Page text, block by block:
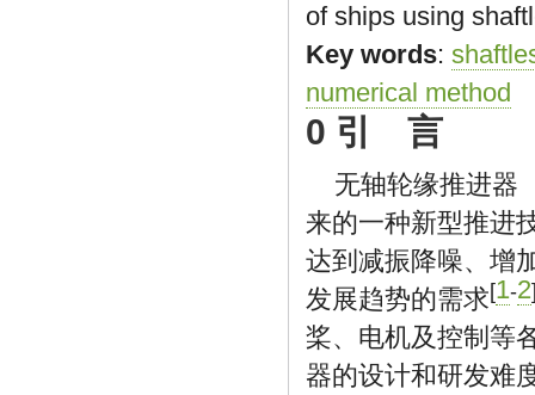
of ships using
Key words:
numerical method
0 引 言
无轴轮缘推进器
来的一种新型推进
达到减振降噪、增
发展趋势的需求[1-2
桨、电机及控制等
器的设计和研发难